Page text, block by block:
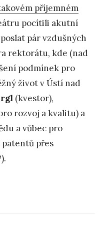
příjemném
pocítili akutní
pár vzdušných
rektorátu, kde (nad
podmínek pro
život v Ústí nad
(kvestor),
rozvoj a kvalitu) a
a vůbec pro
přes